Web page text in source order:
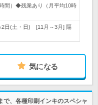
間）◆残業あり（月平均10時
日(土・日) [11月～3月] 隔
気になる
で、各種印刷インキのスペシャ